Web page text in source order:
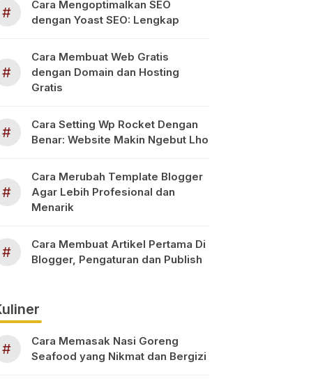
#
Cara Mengoptimalkan SEO
dengan Yoast SEO: Lengkap
#
Cara Membuat Web Gratis
dengan Domain dan Hosting
Gratis
#
Cara Setting Wp Rocket Dengan
Benar: Website Makin Ngebut Lho
#
Cara Merubah Template Blogger
Agar Lebih Profesional dan
Menarik
#
Cara Membuat Artikel Pertama Di
Blogger, Pengaturan dan Publish
#
Cara Memasak Nasi Goreng
Seafood yang Nikmat dan Bergizi